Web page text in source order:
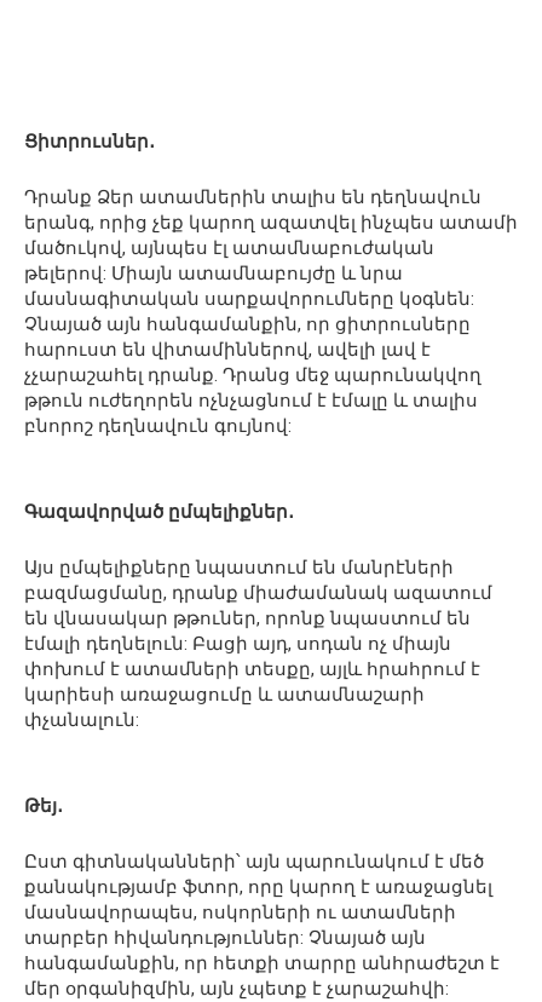
Ցիտրուսներ․
Դրանք Ձեր ատամներին տալիս են դեղնավուն
երանգ, որից չեք կարող ազատվել ինչպես ատամի
մածուկով, այնպես էլ ատամնաբուժական
թելերով: Միայն ատամնաբույժը և նրա
մասնագիտական ​​սարքավորումները կօգնեն:
Չնայած այն հանգամանքին, որ ցիտրուսները
հարուստ են վիտամիններով, ավելի լավ է
չչարաշահել դրանք. Դրանց մեջ պարունակվող
թթուն ուժեղորեն ոչնչացնում է էմալը և տալիս ​​
բնորոշ դեղնավուն գույնով:
Գազավորված ըմպելիքներ․
Այս ըմպելիքները նպաստում են մանրէների
բազմացմանը, դրանք միաժամանակ ազատում
են վնասակար թթուներ, որոնք նպաստում են
էմալի դեղնելուն: Բացի այդ, սոդան ոչ միայն
փոխում է ատամների տեսքը, այլև հրահրում է
կարիեսի առաջացումը և ատամնաշարի
փչանալուն:
Թեյ․
Ըստ գիտնականների՝ այն պարունակում է մեծ
քանակությամբ ֆտոր, որը կարող է առաջացնել
մասնավորապես, ոսկորների ու ատամների
տարբեր հիվանդություններ: Չնայած այն
հանգամանքին, որ հետքի տարրը անհրաժեշտ է
մեր օրգանիզմին, այն չպետք է չարաշահվի: